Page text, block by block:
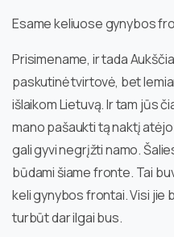
Esame keliuose gynybos
Prisimename, ir tada
paskutinė tvirtovė, bet
išlaikom Lietuvą. Ir tam jūs
mano pašaukti tą naktį
gali gyvi negrįžti namo.
būdami šiame fronte. Tai
keli gynybos frontai. Visi jie
turbūt dar ilgai bus.